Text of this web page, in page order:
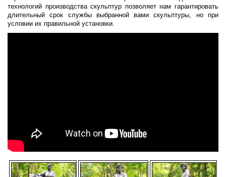
технологий производства скульптур позволяет нам гарантировать
длительный срок службы выбранной вами скульптуры, но при
условии их правильной установки.